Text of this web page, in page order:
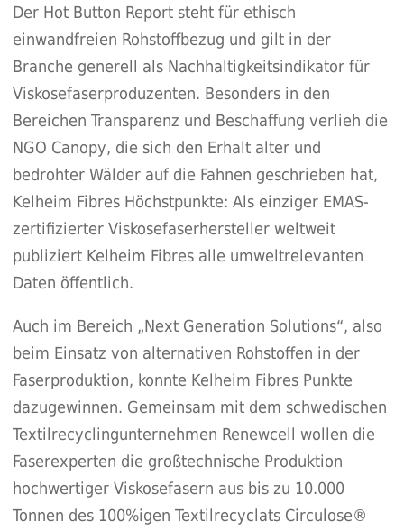
Der Hot Button Report steht für ethisch
einwandfreien Rohstoffbezug und gilt in der
Branche generell als Nachhaltigkeitsindikator für
Viskosefaserproduzenten. Besonders in den
Bereichen Transparenz und Beschaffung verlieh die
NGO Canopy, die sich den Erhalt alter und
bedrohter Wälder auf die Fahnen geschrieben hat,
Kelheim Fibres Höchstpunkte: Als einziger EMAS-
zertifizierter Viskosefaserhersteller weltweit
publiziert Kelheim Fibres alle umweltrelevanten
Daten öffentlich.
Auch im Bereich „Next Generation Solutions“, also
beim Einsatz von alternativen Rohstoffen in der
Faserproduktion, konnte Kelheim Fibres Punkte
dazugewinnen. Gemeinsam mit dem schwedischen
Textilrecyclingunternehmen Renewcell wollen die
Faserexperten die großtechnische Produktion
hochwertiger Viskosefasern aus bis zu 10.000
Tonnen des 100%igen Textilrecyclats Circulose®